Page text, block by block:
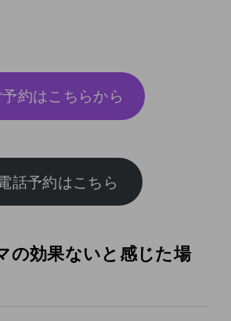
予約はこちらから
の効果ないと感じた場